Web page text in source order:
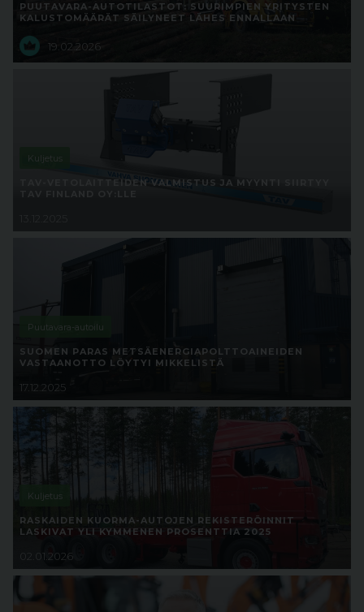
PUUTAVARA-AUTOTILASTOT: SUURIMPIEN YRITYSTEN
KALUSTOMÄÄRÄT SÄILYNEET LÄHES ENNALLAAN
19.02.2026
Kuljetus
TAV-VETOLAITTEIDEN VALMISTUS JA MYYNTI SIIRTYY
Puutavara-autoilu
SUOMEN PARAS METSÄENERGIAPOLTTOAINEIDEN
VASTAANOTTO LÖYTYI MIKKELISTÄ
17.12.2025
Kuljetus
RASKAIDEN KUORMA-AUTOJEN REKISTERÖINNIT
LASKIVAT YLI KYMMENEN PROSENTTIA 2025
02.01.2026